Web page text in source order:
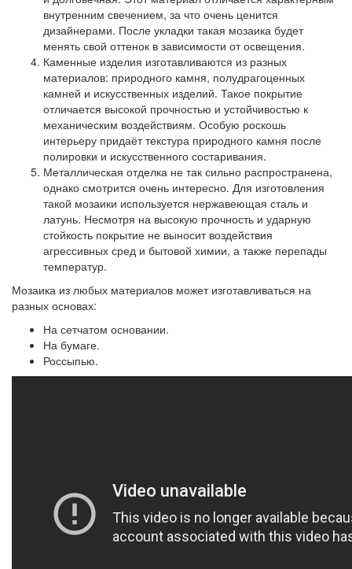
внутренним свечением, за что очень ценится
дизайнерами. После укладки такая мозаика будет
менять свой оттенок в зависимости от освещения.
Каменные изделия изготавливаются из разных
материалов: природного камня, полудрагоценных
камней и искусственных изделий. Такое покрытие
отличается высокой прочностью и устойчивостью к
механическим воздействиям. Особую роскошь
интерьеру придаёт текстура природного камня после
полировки и искусственного состаривания.
Металлическая отделка не так сильно распространена,
однако смотрится очень интересно. Для изготовления
такой мозаики используется нержавеющая сталь и
латунь. Несмотря на высокую прочность и ударную
стойкость покрытие не выносит воздействия
агрессивных сред и бытовой химии, а также перепады
температур.
Мозаика из любых материалов может изготавливаться на
разных основах:
На сетчатом основании.
На бумаге.
Россыпью.